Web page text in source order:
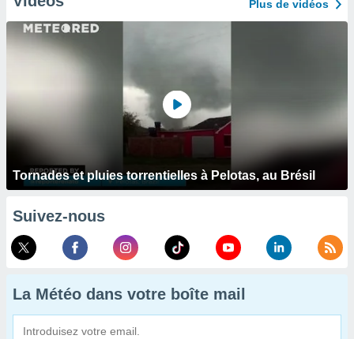
Plus de vidéos
Tornades et pluies torrentielles à Pelotas, au Brésil
Suivez-nous
La Météo dans votre boîte mail